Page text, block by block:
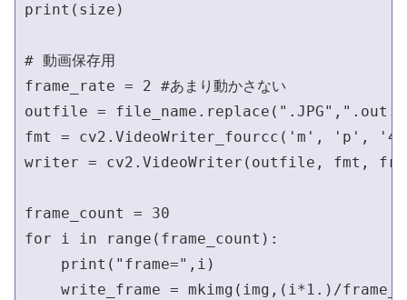
print(size)
# 動画保存用
frame_rate = 2 #あまり動かさない
outfile =
fmt = cv2.VideoWriter_fourcc('m', 'p',
writer = cv2.VideoWriter(outfile, fmt,
frame_count = 30
for i in range(frame_count):
    print("frame=",i)
write_frame = mkimg(img,(i*1.)/